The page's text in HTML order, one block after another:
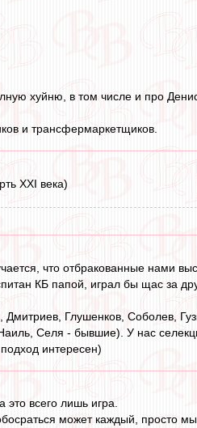
хуйню, в том числе и про
и трансфермаркетщиков.
XXI века)
что отбракованные нами
КБ папой, играл бы щас за
Глушенков, Соболев,
Селя - бывшие). У нас
интересен)
это всего лишь игра.
может каждый, просто